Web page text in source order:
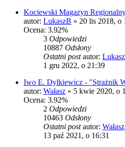
Kociewski Magazyn
autor: LukaszB » 20 lis 2018, o
Ocena: 3.92%
3 Odpowiedzi
10887 Odsłony
Ostatni postautor:
1 gru 2022, o 21:39
Iwo E. Dylkiewicz - "Strażnik
autor: Wałasz » 5 kwie 2020, o
Ocena: 3.92%
2 Odpowiedzi
10463 Odsłony
Ostatni postautor: Wałasz
13 paź 2021, o 16:31